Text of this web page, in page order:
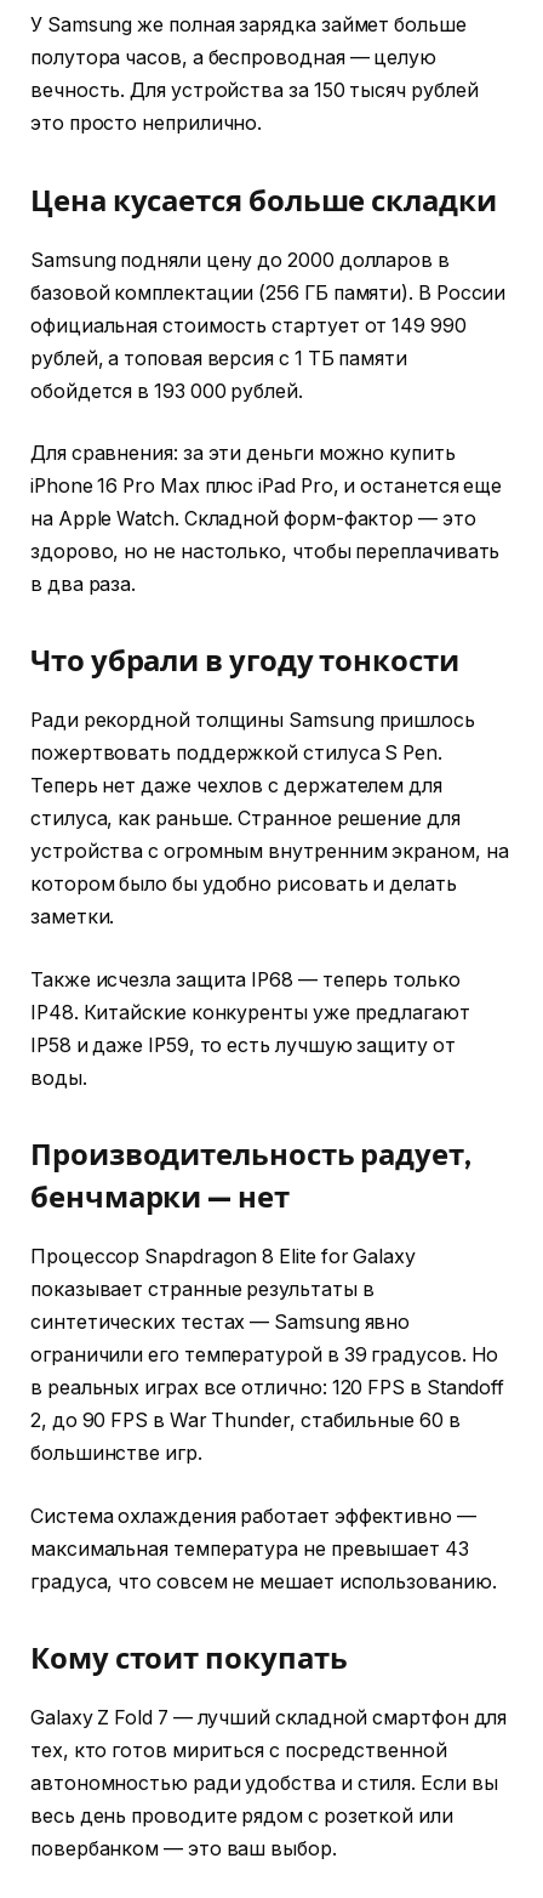
У Samsung же полная зарядка займет больше
полутора часов, а беспроводная — целую
вечность. Для устройства за 150 тысяч рублей
это просто неприлично.
Цена кусается больше складки
Samsung подняли цену до 2000 долларов в
базовой комплектации (256 ГБ памяти). В России
официальная стоимость стартует от 149 990
рублей, а топовая версия с 1 ТБ памяти
обойдется в 193 000 рублей.
Для сравнения: за эти деньги можно купить
iPhone 16 Pro Max плюс iPad Pro, и останется еще
на Apple Watch. Складной форм-фактор — это
здорово, но не настолько, чтобы переплачивать
в два раза.
Что убрали в угоду тонкости
Ради рекордной толщины Samsung пришлось
пожертвовать поддержкой стилуса S Pen.
Теперь нет даже чехлов с держателем для
стилуса, как раньше. Странное решение для
устройства с огромным внутренним экраном, на
котором было бы удобно рисовать и делать
заметки.
Также исчезла защита IP68 — теперь только
IP48. Китайские конкуренты уже предлагают
IP58 и даже IP59, то есть лучшую защиту от
воды.
Производительность радует,
бенчмарки — нет
Процессор Snapdragon 8 Elite for Galaxy
показывает странные результаты в
синтетических тестах — Samsung явно
ограничили его температурой в 39 градусов. Но
в реальных играх все отлично: 120 FPS в Standoff
2, до 90 FPS в War Thunder, стабильные 60 в
большинстве игр.
Система охлаждения работает эффективно —
максимальная температура не превышает 43
градуса, что совсем не мешает использованию.
Кому стоит покупать
Galaxy Z Fold 7 — лучший складной смартфон для
тех, кто готов мириться с посредственной
автономностью ради удобства и стиля. Если вы
весь день проводите рядом с розеткой или
повербанком — это ваш выбор.